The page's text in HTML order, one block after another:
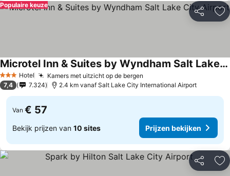
Delen
Populaire keuze
3 SterrenHotel Kamers met uitzicht op de bergen
Microtel Inn & Suites by Wyndham Salt Lake City Airport
Prijzen bekijken
7,4 7.324 2.4 km vanaf Salt Lake City International Airport
Van € 57
Bekijk prijzen van 10 sites Prijzen bekijken
Delen